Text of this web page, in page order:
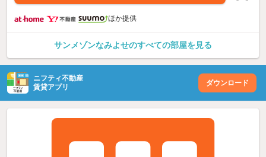
ほか提供
サンメゾンなみよせのすべての部屋を見る
ニフティ不動産
賃貸アプリ
ダウンロード